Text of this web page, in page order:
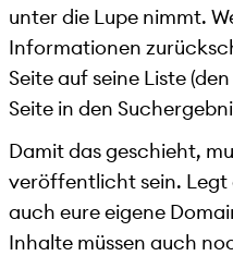
unter die Lupe nimmt.
Informationen
Seite auf seine Liste
Seite in den
Damit das geschieht,
veröffentlicht sein. Legt
auch eure eigene
Inhalte müssen auch